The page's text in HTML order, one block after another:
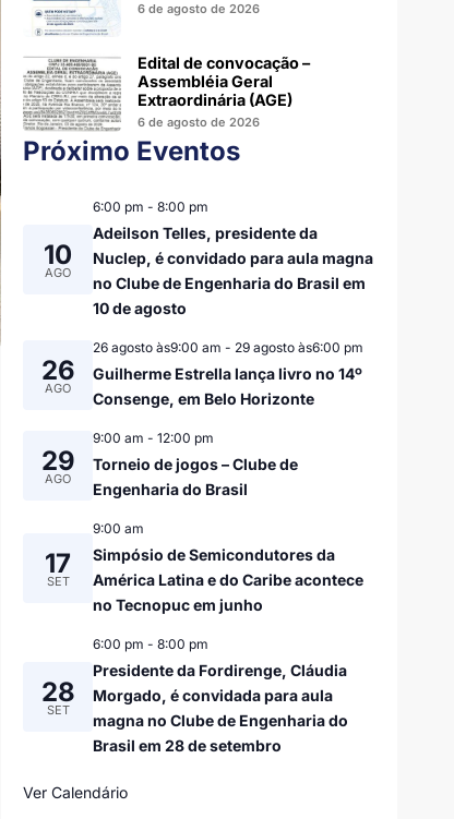
6 de agosto de 2026
Edital de convocação –
Assembléia Geral
Extraordinária (AGE)
6 de agosto de 2026
Próximo Eventos
AGO
10
6:00 pm -8:00 pm
Adeilson Telles, presidente da
Nuclep, é convidado para aula magna
no Clube de Engenharia do Brasil em
10 de agosto
AGO
26
26 agosto às9:00 am - 29 agosto às6:00 pm
Guilherme Estrella lança livro no 14º
Consenge, em Belo Horizonte
AGO
29
9:00 am -12:00 pm
Torneio de jogos – Clube de
Engenharia do Brasil
SET
17
9:00 am
Simpósio de Semicondutores da
América Latina e do Caribe acontece
no Tecnopuc em junho
SET
28
6:00 pm -8:00 pm
Presidente da Fordirenge, Cláudia
Morgado, é convidada para aula
magna no Clube de Engenharia do
Brasil em 28 de setembro
Ver Calendário